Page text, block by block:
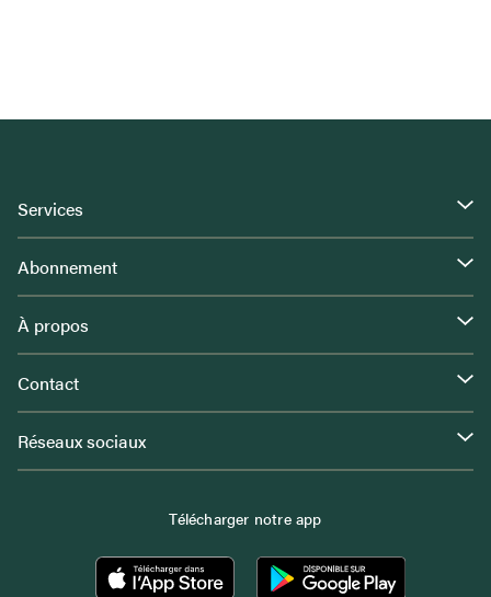
Services
Abonnement
À propos
Contact
Réseaux sociaux
Télécharger notre app